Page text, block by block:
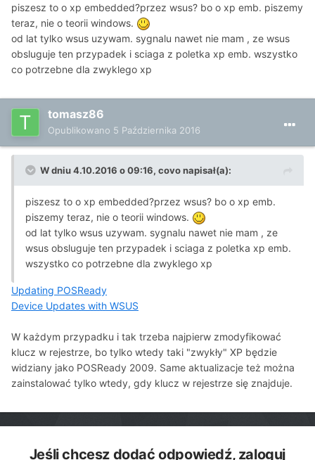
piszesz to o xp embedded?przez wsus? bo o xp emb. piszemy
teraz, nie o teorii windows.
od lat tylko wsus uzywam. sygnalu nawet nie mam , ze wsus
obsluguje ten przypadek i sciaga z poletka xp emb. wszystko
co potrzebne dla zwyklego xp
tomasz86
Opublikowano 5 Października 2016
W dniu 4.10.2016 o 09:16, covo napisał(a):
piszesz to o xp embedded?przez wsus? bo o xp emb.
piszemy teraz, nie o teorii windows.
od lat tylko wsus uzywam. sygnalu nawet nie mam , ze
wsus obsluguje ten przypadek i sciaga z poletka xp emb.
wszystko co potrzebne dla zwyklego xp
Updating POSReady
Device Updates with WSUS
W każdym przypadku i tak trzeba najpierw zmodyfikować
klucz w rejestrze, bo tylko wtedy taki "zwykły" XP będzie
widziany jako POSReady 2009. Same aktualizacje też można
zainstalować tylko wtedy, gdy klucz w rejestrze się znajduje.
Jeśli chcesz dodać odpowiedź, zaloguj